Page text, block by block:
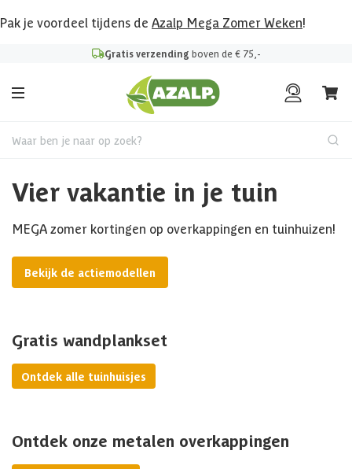
Pak je voordeel tijdens de Azalp Mega Zomer Weken!
Gratis verzending boven de € 75,-
Waar ben je naar op zoek?
Vier vakantie in je tuin
MEGA zomer kortingen op overkappingen en tuinhuizen!
Bekijk de actiemodellen
Gratis wandplankset
Ontdek alle tuinhuisjes
Ontdek onze metalen overkappingen